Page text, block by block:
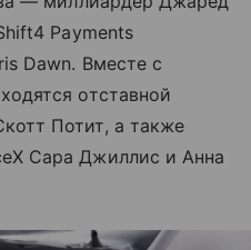
Payments
Dawn. Вместе с
отставной
Потит, а также
Сара Джиллис и Анна